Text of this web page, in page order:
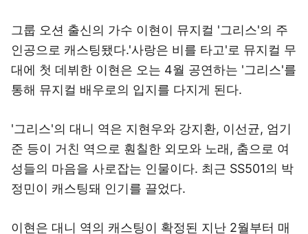
그룹 오션 출신의 가수 이현이 뮤지컬 '그리스'의 주
인공으로 캐스팅됐다.'사랑은 비를 타고'로 뮤지컬 무
대에 첫 데뷔한 이현은 오는 4월 공연하는 '그리스'를
통해 뮤지컬 배우로의 입지를 다지게 된다.
'그리스'의 대니 역은 지현우와 강지환, 이선균, 엄기
준 등이 거친 역으로 훤칠한 외모와 노래, 춤으로 여
성들의 마음을 사로잡는 인물이다. 최근 SS501의 박
정민이 캐스팅돼 인기를 끌었다.
이현은 대니 역의 캐스팅이 확정된 지난 2월부터 매